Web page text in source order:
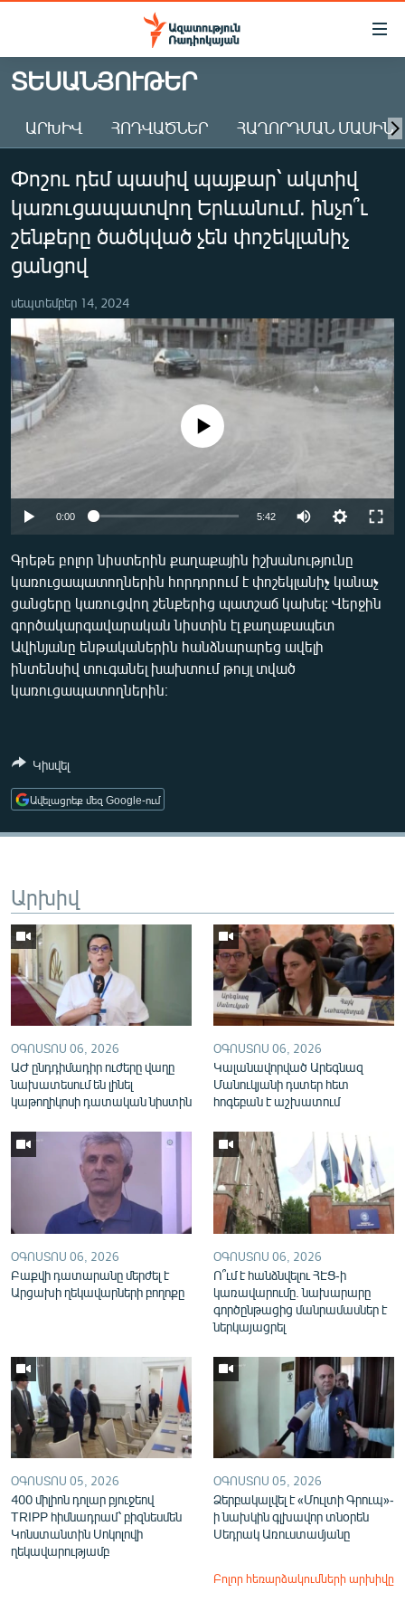
Մատչելիության
Անցնել
հիմնական
Անցնել
հիմնական
մենյուին
Որոնում
ԱԶԱՏՈՒԹՅՈՒՆ TV
ՀԱՅԱՍՏԱՆ
ԸՆՏՐՈՒԹՅՈՒՆՆԵՐ 2026
ԻՐԱՎՈՒՆՔ
ՀԱՍԱՐԱԿՈՒԹՅՈՒՆ
ՂԱՐԱԲԱՂ
ՊԱՏԵՐԱԶՄԻ 6 ՇԱԲԱԹՆԵՐԸ
ՏԱՐԱԾԱՇՐՋԱՆ
ՄԻՋԱԶԳԱՅԻՆ
ՍՊՈՐՏ
ՄԵԿՆԱԲԱՆՈՒԹՅՈՒՆ
ՏՏ ԵՒ ԻՆՏԵՐՆԵՏ
ԿՈՐՈՆԱՎԻՐՈՒՍ
ԱՐԽԻՎ
ՏԵՍԱՆՅՈՒԹԵՐ
ԲԱՆԱՎԵՃ
Հայերեն
ՀԵՏԵՎԵՔ ՄԵԶ
«Ազատության» բոլոր կայքերը
ՏԵՍԱՆՅՈՒԹԵՐ
ԱՐԽԻՎ ՀՈԴՎԱԾՆԵՐ ՀԱՂՈՐԴՄԱՆ ՄԱՍԻՆ
Փոշու դեմ պասիվ պայքար՝ ակտիվ
կառուցապատվող Երևանում. ինչո՞ւ
շենքերը ծածկված չեն փոշեկլանիչ
ցանցով
սեպտեմբեր 14, 2024
Auto 240p 360p 480p
720p
No media source currently available
0:00 5:42
360p
480p
720p
Գրեթե բոլոր նիստերին քաղաքային իշխանությունը
կառուցապատողներին հորդորում է փոշեկլանիչ կանաչ
ցանցերը կառուցվող շենքերից պատշաճ կախել: Վերջին
գործակարգավարական նիստին էլ քաղաքապետ
Ավինյանը ենթականերին հանձնարարեց ավելի
ինտենսիվ տուգանել խախտում թույլ տված
կառուցապատողներին։
Կիսվել
Ավելացրեք մեզ Google-ում
Արխիվ
ՕԳՈՍՏՈՍ 06, 2026
ԱԺ ընդդիմադիր ուժերը վաղը
նախատեսում են լինել
կաթողիկոսի դատական նիստին
ՕԳՈՍՏՈՍ 06, 2026
Կալանավորված Արեգնազ
Մանուկյանի դստեր հետ
հոգեբան է աշխատում
ՕԳՈՍՏՈՍ 06, 2026
Բաքվի դատարանը մերժել է
Արցախի ղեկավարների բողոքը
ՕԳՈՍՏՈՍ 06, 2026
Ո՞ւմ է հանձնվելու ՀԷՑ-ի
կառավարումը. նախարարը
գործընթացից մանրամասներ է
ներկայացրել
ՕԳՈՍՏՈՍ 05, 2026
400 միլիոն դոլար բյուջեով
TRIPP հիմնադրամ՝ բիզնեսմեն
Կոնստանտին Սոկոլովի
ղեկավարությամբ
ՕԳՈՍՏՈՍ 05, 2026
Ձերբակալվել է «Մուլտի Գրուպ»-
ի նախկին գլխավոր տնօրեն
Սեդրակ Առուստամյանը
Բոլոր հեռարձակումների արխիվը